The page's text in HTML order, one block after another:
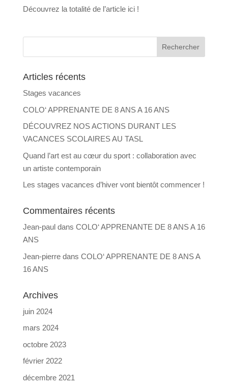
Découvrez la totalité de l’article ici !
Articles récents
Stages vacances
COLO‘ APPRENANTE DE 8 ANS A 16 ANS
DÉCOUVREZ NOS ACTIONS DURANT LES
VACANCES SCOLAIRES AU TASL
Quand l’art est au cœur du sport : collaboration avec
un artiste contemporain
Les stages vacances d’hiver vont bientôt commencer !
Commentaires récents
Jean-pauldans COLO‘ APPRENANTE DE 8 ANS A 16
ANS
Jean-pierredans COLO‘ APPRENANTE DE 8 ANS A
16 ANS
Archives
juin 2024
mars 2024
octobre 2023
février 2022
décembre 2021